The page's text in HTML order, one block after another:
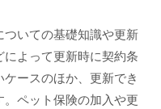
いての基礎知識や更新
よって更新時に契約条
ースのほか、更新でき
ペット保険の加入や更